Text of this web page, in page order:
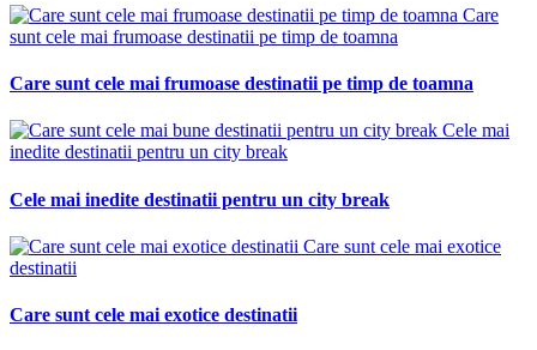
Care
sunt cele mai frumoase destinatii pe timp de toamna
Care sunt cele mai frumoase destinatii pe timp de toamna
Cele mai
inedite destinatii pentru un city break
Cele mai inedite destinatii pentru un city break
Care sunt cele mai exotice
destinatii
Care sunt cele mai exotice destinatii